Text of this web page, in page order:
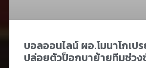
บอลออนไลน์ ผอ.โมนาโกเป
ปล่อยตัวป็อกบาย้ายทีมช่วง